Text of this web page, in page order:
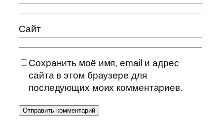
Сайт
Сохранить моё имя, email и адрес
сайта в этом браузере для
последующих моих комментариев.